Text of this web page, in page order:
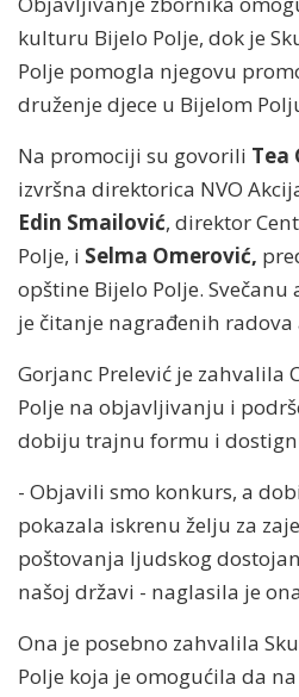
kulturu Bijelo Polje, dok je
Polje pomogla njegovu
druženje djece u Bijelom
Na promociji su govorili Tea
izvršna direktorica NVO
Edin Smailović, direktor
Polje, i Selma Omerović,
opštine Bijelo Polje.
je čitanje nagrađenih
Gorjanc Prelević je zahvalila
Polje na objavljivanju i
dobiju trajnu formu i
- Objavili smo konkurs, a
pokazala iskrenu želju za
poštovanja ljudskog
našoj državi - naglasila je
Ona je posebno zahvalila
Polje koja je omogućila da